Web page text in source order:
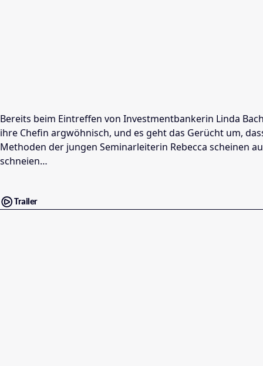
Bereits beim Eintreffen von Investmentbankerin Linda
ihre Chefin argwöhnisch, und es geht das Gerücht um,
Methoden der jungen Seminarleiterin Rebecca scheinen
schneien…
Trailer